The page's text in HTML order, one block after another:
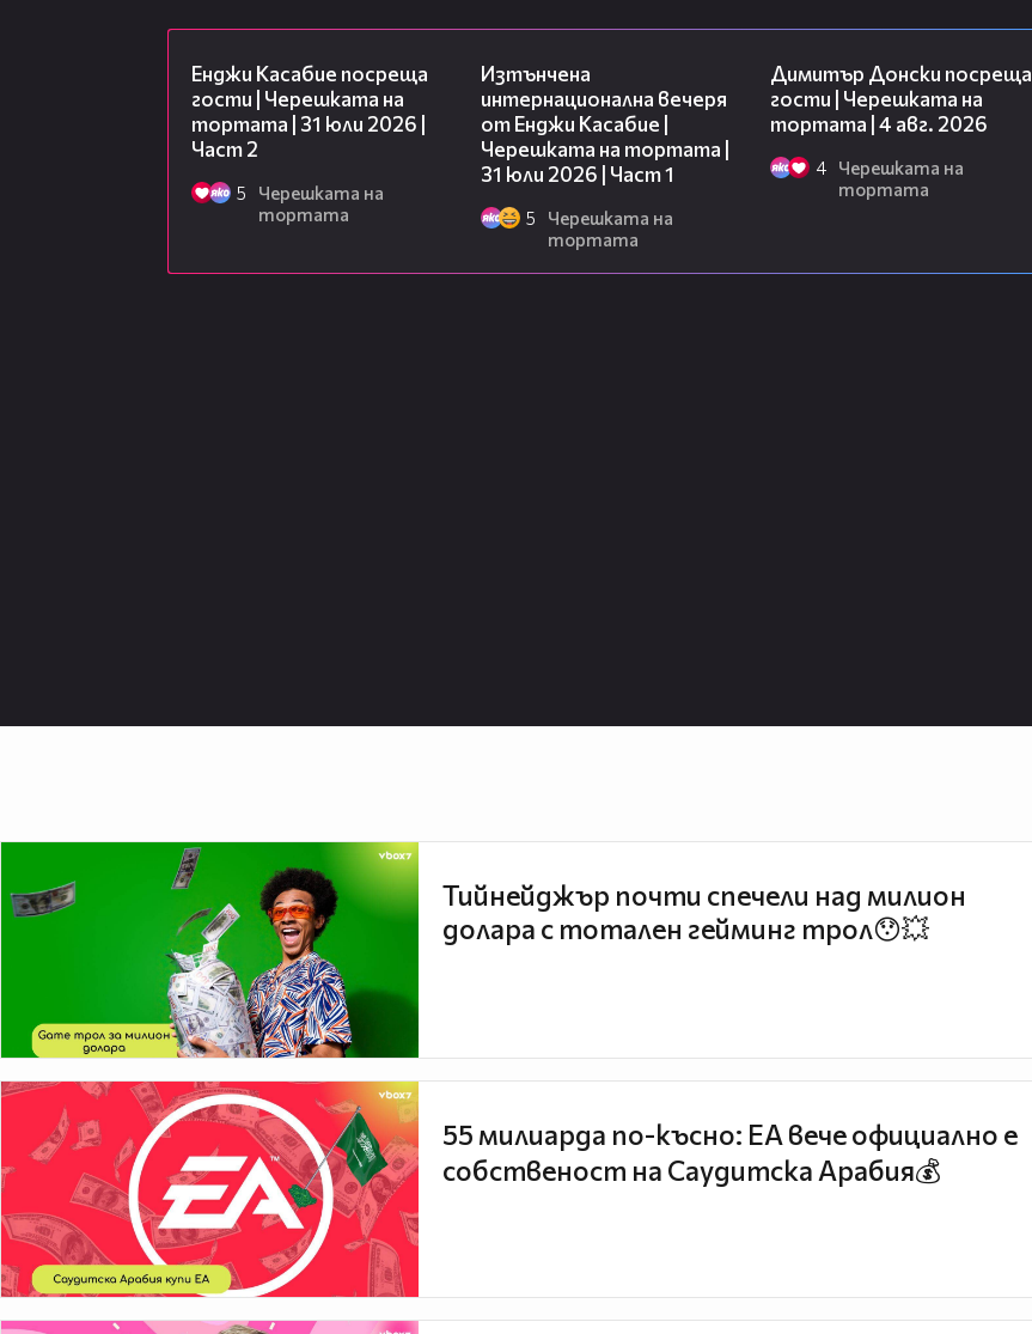
Енджи Касабие посреща
гости | Черешката на
тортата | 31 юли 2026 |
Част 2
5
Черешката на
тортата
Изтънчена
интернационална вечеря
от Енджи Касабие |
Черешката на тортата |
31 юли 2026 | Част 1
5
Черешката на
тортата
Димитър Донски посреща
гости | Черешката на
тортата | 4 авг. 2026
4
Черешката на
тортата
Тийнейджър почти спечели над милион
долара с тотален гейминг трол😯💥
55 милиарда по-късно: EA вече официално е
собственост на Саудитска Арабия💰